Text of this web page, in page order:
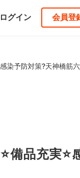
ログイン 会員登
問い合わせ
染予防対策?天神橋筋
備品充実